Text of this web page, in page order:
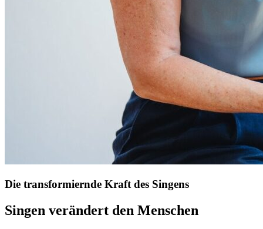
Die transformiernde Kraft des Singens
Singen verändert den Menschen